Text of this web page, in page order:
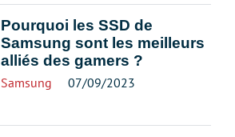
Pourquoi les SSD de
Samsung sont les meilleurs
alliés des gamers ?
Samsung 07/09/2023